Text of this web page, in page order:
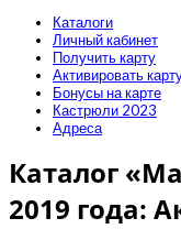
Каталоги
Личный кабинет
Получить карту
Активировать
Бонусы на карте
Кастрюли 2023
Адреса
Каталог
2019 года: